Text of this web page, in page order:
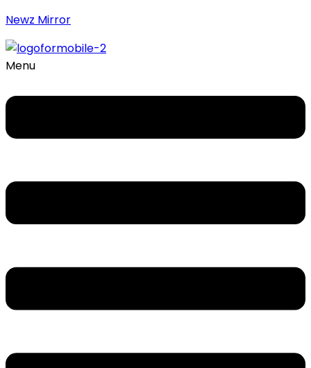
Newz Mirror
Menu